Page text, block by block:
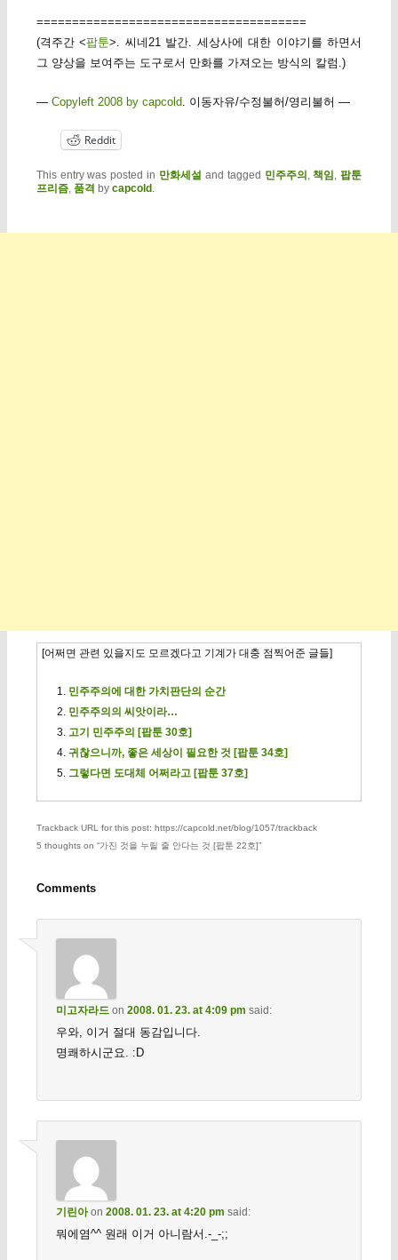
======================================
(격주간 <팝툰>. 씨네21 발간. 세상사에 대한 이야기를 하면서
그 양상을 보여주는 도구로서 만화를 가져오는 방식의 칼럼.)
— Copyleft 2008 by capcold. 이동자유/수정불허/영리불허 —
Reddit
This entry was posted in 만화세설 and tagged 민주주의 ,책임 ,팝툰
프리즘, 품격 by capcold.
[어쩌면 관련 있을지도 모르겠다고 기계가 대충 점찍어준 글들]
민주주의에 대한 가치판단의 순간
민주주의의 씨앗이라…
고기 민주주의 [팝툰 30호]
귀찮으니까, 좋은 세상이 필요한 것 [팝툰 34호]
그렇다면 도대체 어쩌라고 [팝툰 37호]
Trackback URL for this post: https://capcold.net/blog/1057/trackback
5 thoughts on “가진 것을 누릴 줄 안다는 것 [팝툰 22호]”
Comments
미고자라드on 2008. 01. 23. at 4:09 pm said:
우와, 이거 절대 동감입니다.
명쾌하시군요. :D
기린아on 2008. 01. 23. at 4:20 pm said:
뭐에염^^ 원래 이거 아니람서.-_-;;